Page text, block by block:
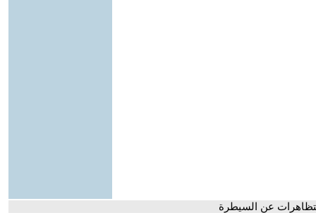
عن السيطرة